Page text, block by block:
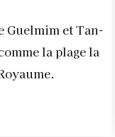
Guelmim et Tan-
la plage la